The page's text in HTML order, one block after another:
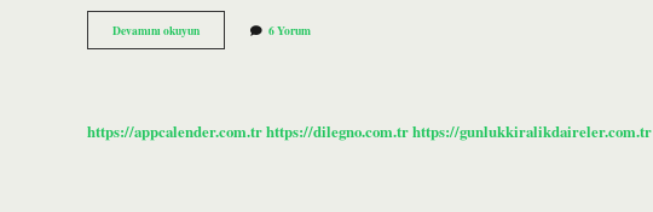
Devamını okuyunHangi
Araç
6 Yorum
https://appcalender.com.trhttps://dilegno.com.trhttps://gunlukkiralikdaireler.com.tr